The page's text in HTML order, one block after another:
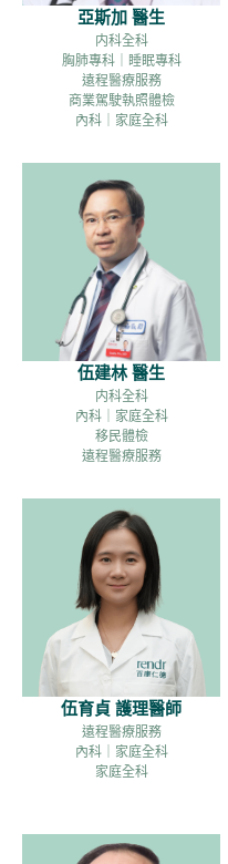
亞斯加 醫生
内科全科
胸肺專科｜睡眠專科
遠程醫療服務
商業駕駛執照體檢
內科｜家庭全科
伍建林 醫生
内科全科
內科｜家庭全科
移民體檢
遠程醫療服務
伍育貞 護理醫師
遠程醫療服務
內科｜家庭全科
家庭全科